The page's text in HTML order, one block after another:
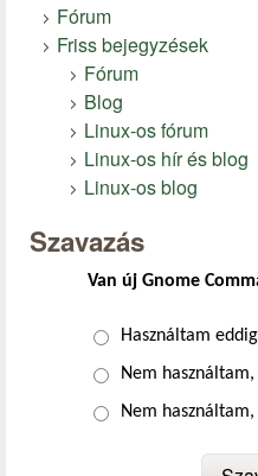
Fórum
Friss bejegyzések
Fórum
Blog
Linux-os fórum
Linux-os hír és blog
Linux-os blog
Szavazás
Van új Gnome
Választások
Használtam
Nem
Nem